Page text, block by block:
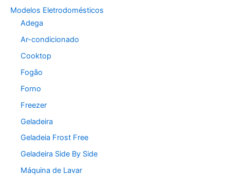
Modelos Eletrodomésticos
Adega
Ar-condicionado
Cooktop
Fogão
Forno
Freezer
Geladeira
Geladeia Frost Free
Geladeira Side By Side
Máquina de Lavar